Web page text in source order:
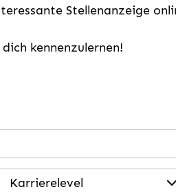
Stellenanzeige
kennenzulernen!
Karrierelevel